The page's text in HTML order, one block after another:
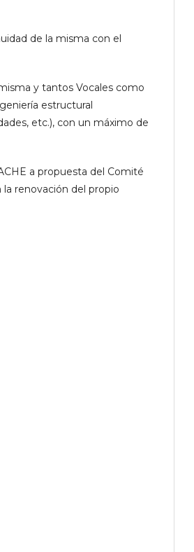
de la misma con el
y tantos Vocales como
estructural
etc.), con un máximo de
a propuesta del Comité
renovación del propio